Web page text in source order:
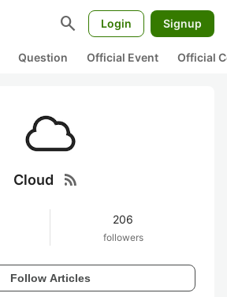
search Login Signup
Question Official Event Official
Cloud rss_feed
206
followers
Follow Articles